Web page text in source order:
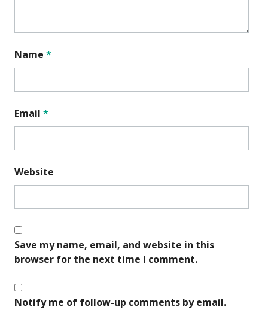
Name *
Email *
Website
Save my name, email, and website in this
browser for the next time I comment.
Notify me of follow-up comments by email.